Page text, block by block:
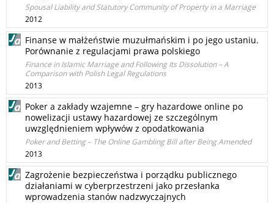
Spousal Liability and Statutory Community of Property in a Marriage
2012
Finanse w małżeństwie muzułmańskim i po jego ustaniu.
Porównanie z regulacjami prawa polskiego
Finance in Islamic Marriage and Following Its Dissolution – A
Comparison with Polish Legal Regulations
2013
Poker a zakłady wzajemne – gry hazardowe online po
nowelizacji ustawy hazardowej ze szczególnym
uwzględnieniem wpływów z opodatkowania
Poker and Betting – The Online Gambling Bill after Being Amended
2013
Zagrożenie bezpieczeństwa i porządku publicznego
działaniami w cyberprzestrzeni jako przesłanka
wprowadzenia stanów nadzwyczajnych